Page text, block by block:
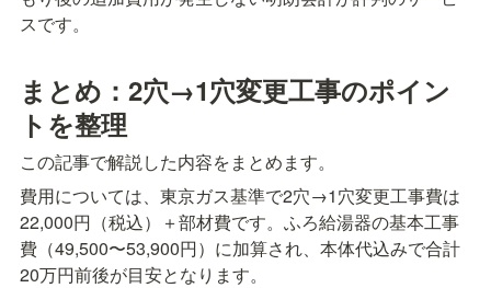
スです。
まとめ：2穴→1穴変更工事のポイン
トを整理
この記事で解説した内容をまとめます。
費用については、東京ガス基準で2穴→1穴変更工事費は
22,000円（税込）＋部材費です。ふろ給湯器の基本工事
費（49,500〜53,900円）に加算され、本体代込みで合計
20万円前後が目安となります。